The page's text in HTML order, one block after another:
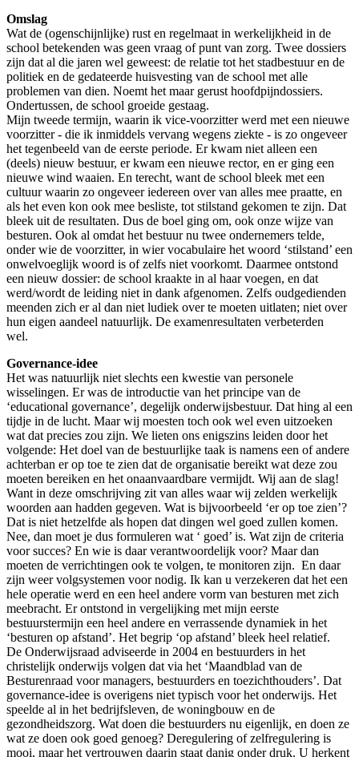
Omslag
Wat de (ogenschijnlijke) rust en regelmaat in werkelijkheid in de
school betekenden was geen vraag of punt van zorg. Twee dossiers
zijn dat al die jaren wel geweest: de relatie tot het stadbestuur en de
politiek en de gedateerde huisvesting van de school met alle
problemen van dien. Noemt het maar gerust hoofdpijndossiers.
Ondertussen, de school groeide gestaag.
Mijn tweede termijn, waarin ik vice-voorzitter werd met een nieuwe
voorzitter - die ik inmiddels vervang wegens ziekte - is zo ongeveer
het tegenbeeld van de eerste periode. Er kwam niet alleen een
(deels) nieuw bestuur, er kwam een nieuwe rector, en er ging een
nieuwe wind waaien. En terecht, want de school bleek met een
cultuur waarin zo ongeveer iedereen over van alles mee praatte, en
als het even kon ook mee besliste, tot stilstand gekomen te zijn. Dat
bleek uit de resultaten. Dus de boel ging om, ook onze wijze van
besturen. Ook al omdat het bestuur nu twee ondernemers telde,
onder wie de voorzitter, in wier vocabulaire het woord ‘stilstand’ een
onwelvoeglijk woord is of zelfs niet voorkomt. Daarmee ontstond
een nieuw dossier: de school kraakte in al haar voegen, en dat
werd/wordt de leiding niet in dank afgenomen. Zelfs oudgedienden
meenden zich er al dan niet ludiek over te moeten uitlaten; niet over
hun eigen aandeel natuurlijk. De examenresultaten verbeterden
wel.
Governance-idee
Het was natuurlijk niet slechts een kwestie van personele
wisselingen. Er was de introductie van het principe van de
‘educational governance’, degelijk onderwijsbestuur. Dat hing al een
tijdje in de lucht. Maar wij moesten toch ook wel even uitzoeken
wat dat precies zou zijn. We lieten ons enigszins leiden door het
volgende: Het doel van de bestuurlijke taak is namens een of andere
achterban er op toe te zien dat de organisatie bereikt wat deze zou
moeten bereiken en het onaanvaardbare vermijdt. Wij aan de slag!
Want in deze omschrijving zit van alles waar wij zelden werkelijk
woorden aan hadden gegeven. Wat is bijvoorbeeld ‘er op toe zien’?
Dat is niet hetzelfde als hopen dat dingen wel goed zullen komen.
Nee, dan moet je dus formuleren wat ‘ goed’ is. Wat zijn de criteria
voor succes? En wie is daar verantwoordelijk voor? Maar dan
moeten de verrichtingen ook te volgen, te monitoren zijn. En daar
zijn weer volgsystemen voor nodig. Ik kan u verzekeren dat het een
hele operatie werd en een heel andere vorm van besturen met zich
meebracht. Er ontstond in vergelijking met mijn eerste
bestuurstermijn een heel andere en verrassende dynamiek in het
‘besturen op afstand’. Het begrip ‘op afstand’ bleek heel relatief.
De Onderwijsraad adviseerde in 2004 en bestuurders in het
christelijk onderwijs volgen dat via het ‘Maandblad van de
Besturenraad voor managers, bestuurders en toezichthouders’. Dat
governance-idee is overigens niet typisch voor het onderwijs. Het
speelde al in het bedrijfsleven, de woningbouw en de
gezondheidszorg. Wat doen die bestuurders nu eigenlijk, en doen ze
wat ze doen ook goed genoeg? Deregulering of zelfregulering is
mooi, maar het vertrouwen daarin staat danig onder druk. U herkent